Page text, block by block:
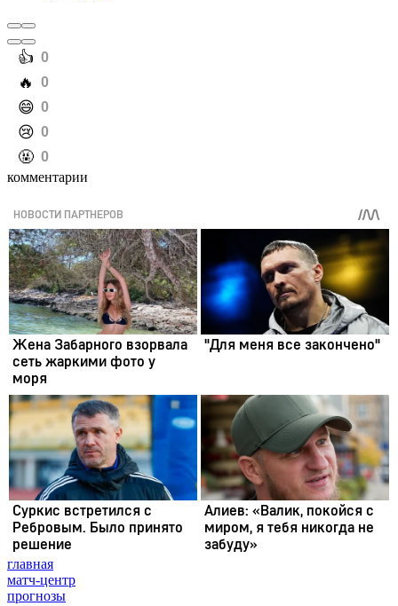
️👍 0
️🔥 0
️😄 0
️😢 0
️🤬 0
комментарии
главная
матч-центр
прогнозы